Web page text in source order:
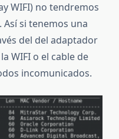
WIFI) no tendremos
si tenemos una
del del adaptador
WIFI o el cable de
incomunicados.